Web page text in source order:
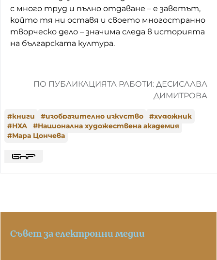
с много труд и пълно отдаване – е заветът,
който тя ни оставя и своето многостранно
творческо дело – значима следа в историята
на българската култура.
ПО ПУБЛИКАЦИЯТА РАБОТИ: ДЕСИСЛАВА
ДИМИТРОВА
#книги #изобразително изкуство #художник
#НХА #Национална художествена академия
#Мара Цончева
Съвет за електронни медии